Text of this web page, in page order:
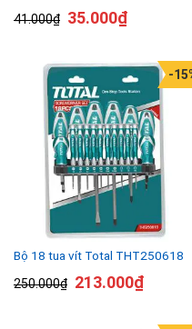
41.000₫ 35.000₫
Bộ 18 tua vít Total THT250618
250.000₫
-
213.000₫